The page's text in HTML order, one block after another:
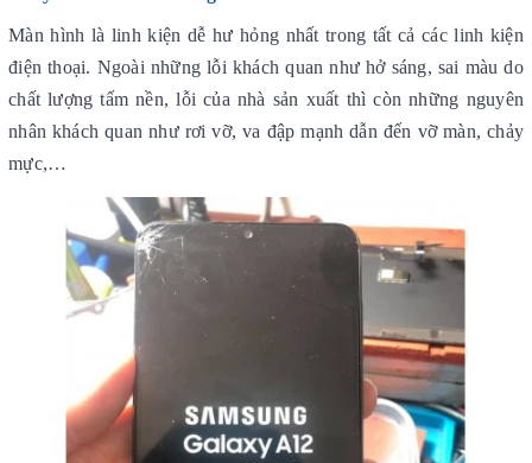
Màn hình là linh kiện dễ hư hỏng nhất trong tất cả các linh kiện
điện thoại. Ngoài những lỗi khách quan như hở sáng, sai màu do
chất lượng tấm nền, lỗi của nhà sản xuất thì còn những nguyên
nhân khách quan như rơi vỡ, va đập mạnh dẫn đến vỡ màn, chảy
mực,…